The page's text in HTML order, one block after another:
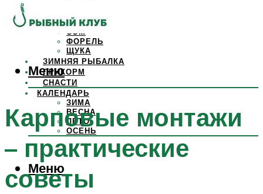
САЗАН
СОМ
ФОРЕЛЬ
ЩУКА
ЗИМНЯЯ РЫБАЛКА
ПРИКОРМ
СНАСТИ
КАЛЕНДАРЬ
ЗИМА
ВЕСНА
ЛЕТО
ОСЕНЬ
Меню
Меню
Карповые монтажи
– практические
советы